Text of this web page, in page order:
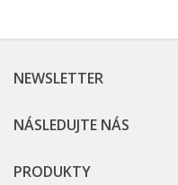
NEWSLETTER
NÁSLEDUJTE NÁS
PRODUKTY